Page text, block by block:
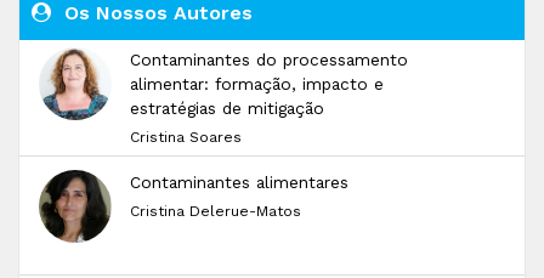
Os Nossos Autores
Contaminantes do processamento
alimentar: formação, impacto e
estratégias de mitigação
Cristina Soares
Contaminantes alimentares
Cristina Delerue-Matos